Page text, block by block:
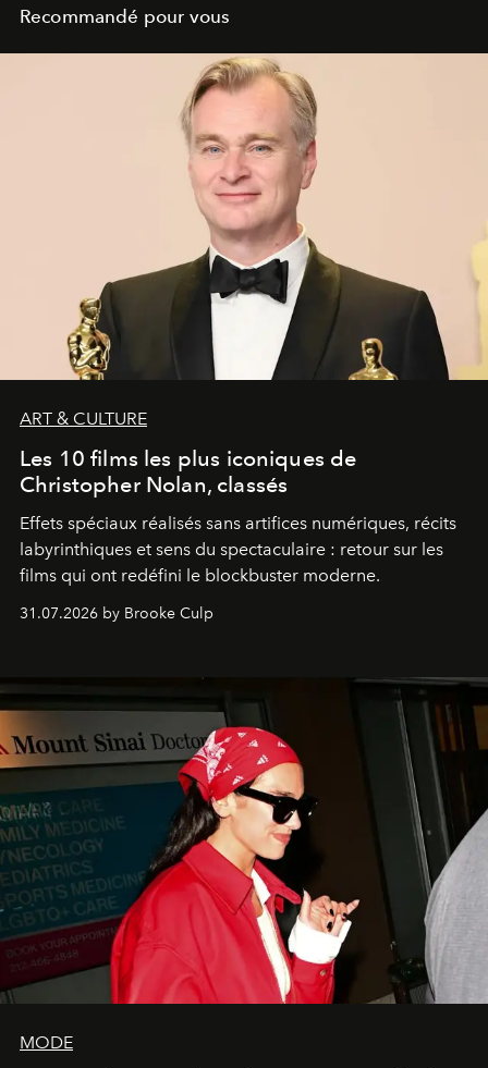
Recommandé pour vous
ART & CULTURE
Les 10 films les plus iconiques de
Christopher Nolan, classés
Effets spéciaux réalisés sans artifices numériques, récits
labyrinthiques et sens du spectaculaire : retour sur les
films qui ont redéfini le blockbuster moderne.
31.07.2026 by Brooke Culp
MODE